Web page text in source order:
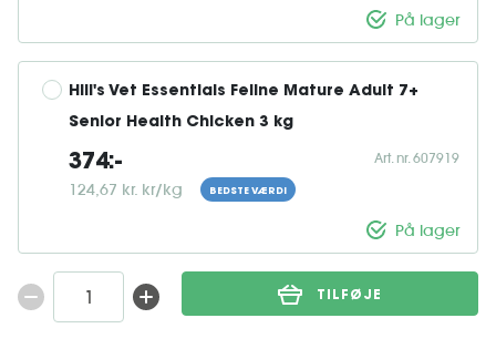
På lager
Hill's Vet Essentials Feline Mature Adult 7+
Senior Health Chicken 3 kg
374:-
124,67 kr. kr/kg BEDSTE VÆRDI
Art. nr. 607919
På lager
TILFØJE